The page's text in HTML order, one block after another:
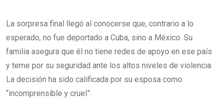
La sorpresa final llegó al conocerse que, contrario a lo
esperado, no fue deportado a Cuba, sino a México. Su
familia asegura que él no tiene redes de apoyo en ese país
y teme por su seguridad ante los altos niveles de violencia.
La decisión ha sido calificada por su esposa como
“incomprensible y cruel”.